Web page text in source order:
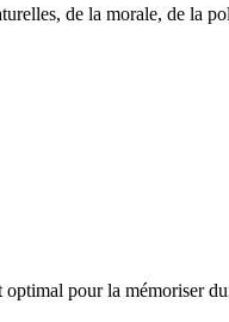
de la morale, de la
pour la mémoriser